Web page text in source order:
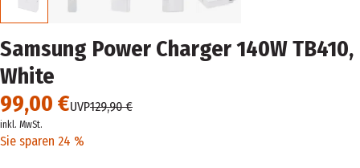
Samsung Power Charger 140W TB410,
White
99,00 €UVP129,90 €
inkl. MwSt.
Sie sparen 24 %